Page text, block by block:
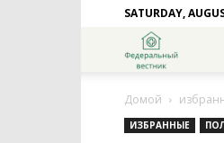
SATURDAY,
Домой
ИЗБРАННЫЕ